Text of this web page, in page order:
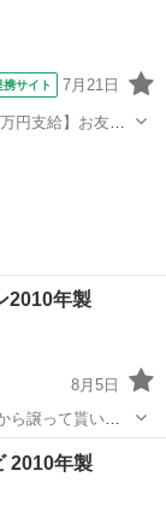
携サイト 7月21日
円支給】お友達
2010年製
8月5日
譲って貰いま
ヘルシオ
2010年製